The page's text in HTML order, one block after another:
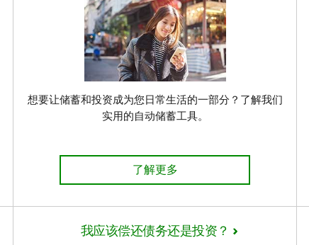
想要让储蓄和投资成为您日常生活的一部分？了解我们
实用的自动储蓄工具。
了解更多
我应该偿还债务还是投资？